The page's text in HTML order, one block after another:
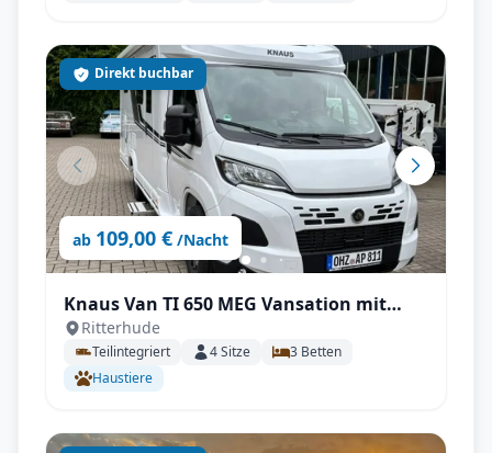
ab 109,00 € /Nacht
Direkt buchbar
Knaus Van TI 650 MEG Vansation mit
Automatik
Ritterhude
Teilintegriert 4Sitze 3 Betten
Haustiere